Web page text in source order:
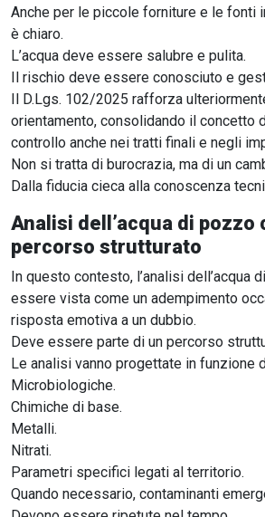
Anche per le piccole forniture e le fonti
è chiaro.
L’acqua deve essere salubre e pulita.
Il rischio deve essere conosciuto e
Il D.Lgs. 102/2025 rafforza
orientamento, consolidando il concetto
controllo anche nei tratti finali e negli
Non si tratta di burocrazia, ma di un
Dalla fiducia cieca alla conoscenza
Analisi dell’acqua di pozzo
percorso strutturato
In questo contesto, l’analisi dell’acqua
essere vista come un adempimento
risposta emotiva a un dubbio.
Deve essere parte di un percorso
Le analisi vanno progettate in funzione
Microbiologiche.
Chimiche di base.
Metalli.
Nitrati.
Parametri specifici legati al territorio.
Quando necessario, contaminanti